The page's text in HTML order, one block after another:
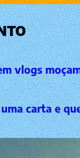
vlogs
uma carta e